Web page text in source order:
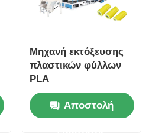
Μηχανή εκτόξευσης
πλαστικών φύλλων
PLA
Αυτοματοποιημένο
0.15mm-2.0mm
πάχος PLC έλεγχο
Αποστολή